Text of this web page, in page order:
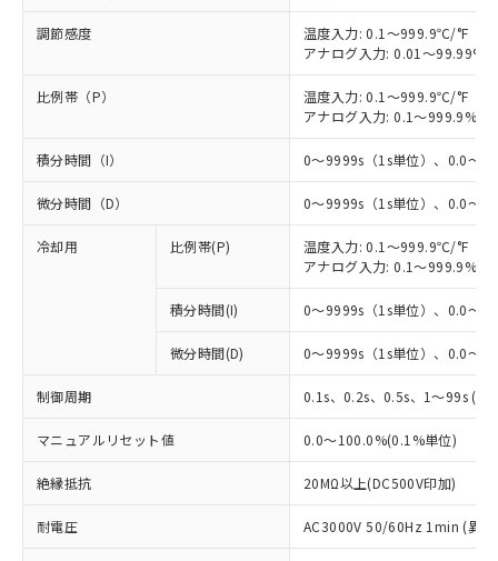
調節感度
温度入力: 0.1～999.9℃/°F（
アナログ入力: 0.01～
比例帯（P）
温度入力: 0.1～999.9℃/°F（
アナログ入力: 0.1～999.9%FS
積分時間（I） 0～9999s（1s単位）、0.0～
微分時間（D） 0～9999s（1s単位）、0.0～
冷却用 比例帯(P)
温度入力: 0.1～999.9℃/°F（
アナログ入力: 0.1～999.9%FS
積分時間(I) 0～9999s（1s単位）、0.0～
微分時間(D) 0～9999s（1s単位）、0.0～
制御周期 0.1s、0.2s、0.5s、1～99s (1s
マニュアルリセット値 0.0～100.0%(0.1%単位)
絶縁抵抗 20MΩ以上(DC500V印加)
耐電圧 AC3000V 50/60Hz 1min (異極
※1 対応状況
対応済み：EU RoHS指令（10物質）の
非含有に対応した製品が提供可能な商品で